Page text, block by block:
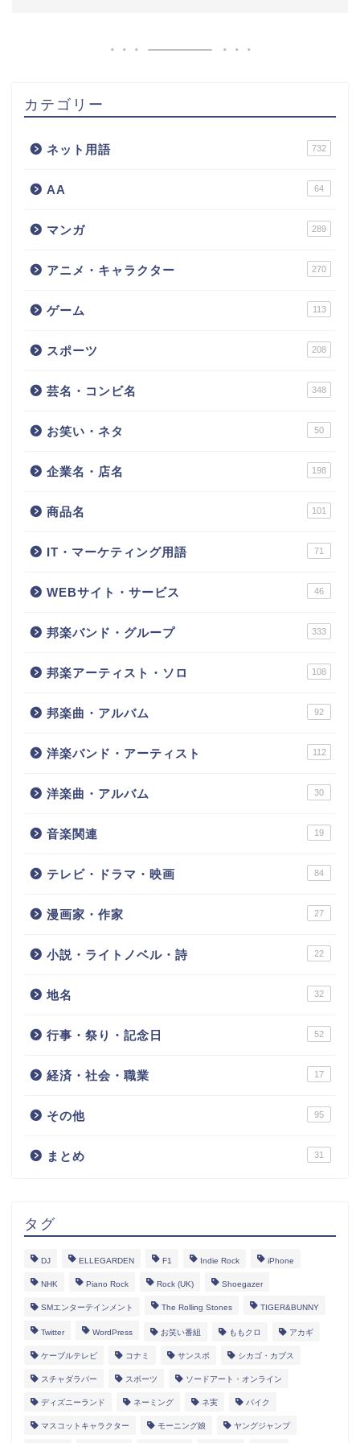
カテゴリー
ネット用語 732
AA 64
マンガ 289
アニメ・キャラクター 270
ゲーム 113
スポーツ 208
芸名・コンビ名 348
お笑い・ネタ 50
企業名・店名 198
商品名 101
IT・マーケティング用語 71
WEBサイト・サービス 46
邦楽バンド・グループ 333
邦楽アーティスト・ソロ 108
邦楽曲・アルバム 92
洋楽バンド・アーティスト 112
洋楽曲・アルバム 30
音楽関連 19
テレビ・ドラマ・映画 84
漫画家・作家 27
小説・ライトノベル・詩 22
地名 32
行事・祭り・記念日 52
経済・社会・職業 17
その他 95
まとめ 31
タグ
DJ ELLEGARDEN F1 Indie Rock iPhone
NHK Piano Rock Rock (UK) Shoegazer
SMエンターテインメント The Rolling Stones TIGER&BUNNY
Twitter WordPress お笑い番組 ももクロ アカギ
ケーブルテレビ コナミ サンスポ シカゴ・カブス
スチャダラパー スポーツ ソードアート・オンライン
ディズニーランド ネーミング ネ実 バイク
マスコットキャラクター モーニング娘 ヤングジャンプ